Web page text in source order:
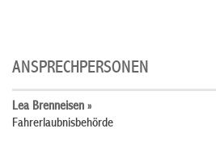
ANSPRECHPERSONEN
Lea Brenneisen »
Fahrerlaubnisbehörde